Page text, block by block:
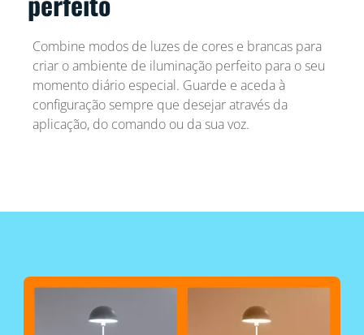
Combine modos de luzes de cores e brancas para
criar o ambiente de iluminação perfeito para o seu
momento diário especial. Guarde e aceda à
configuração sempre que desejar através da
aplicação, do comando ou da sua voz.